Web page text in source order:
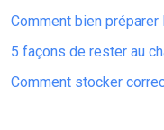
Comment bien préparer
5 façons de rester au
Comment stocker